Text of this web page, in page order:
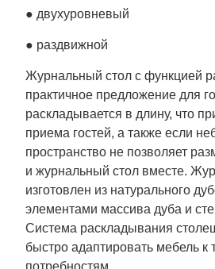
● двухуровневый
● раздвижной
Журнальный стол с функцией
практичное предложение для
раскладывается в длину, что
приема гостей, а также если
пространство не позволяет
и журнальный стол вместе.
изготовлен из натурального
элементами массива дуба и
Система раскладывания
быстро адаптировать мебель к
потребностям.